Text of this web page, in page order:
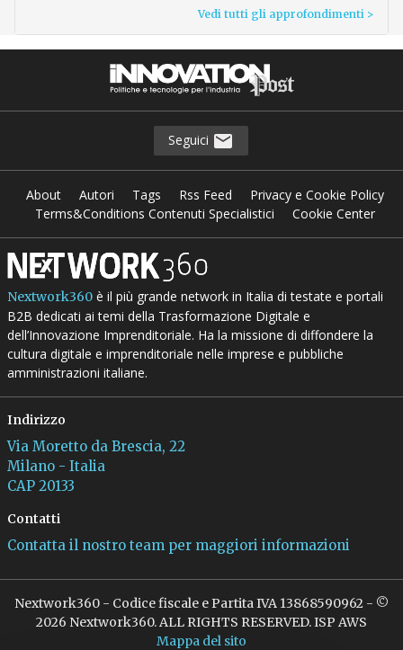
Vedi tutti gli approfondimenti >
Seguici
About Autori Tags Rss Feed
Privacy e Cookie Policy
Terms&Conditions Contenuti Specialistici
Cookie Center
Nextwork360è il più grande network in Italia di testate e portali
B2B dedicati ai temi della Trasformazione Digitale e
dell’Innovazione Imprenditoriale. Ha la missione di diffondere la
cultura digitale e imprenditoriale nelle imprese e pubbliche
amministrazioni italiane.
Indirizzo
Via Moretto da Brescia, 22
Milano - Italia
CAP 20133
Contatti
Contatta il nostro team per maggiori informazioni
Nextwork360 - Codice fiscale e Partita IVA 13868590962 - ©
2026 Nextwork360. ALL RIGHTS RESERVED. ISP AWS
Mappa del sito